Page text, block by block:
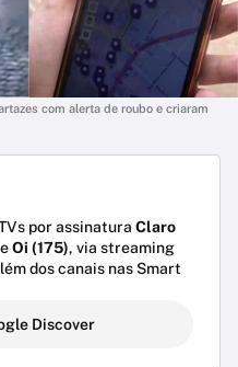
com alerta de roubo e criaram
por assinatura Claro
eOi (175), via streaming
dos canais nas Smart
Discover